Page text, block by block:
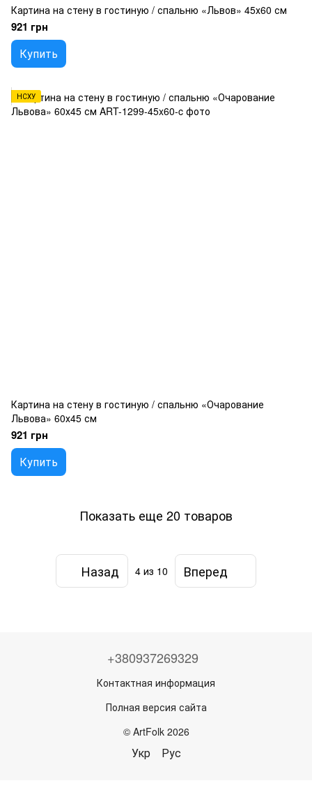
Картина на стену в гостиную / спальню «Львов» 45х60 см
921 грн
Купить
НСХУ
Картина на стену в гостиную / спальню «Очарование
Львова» 60х45 см
921 грн
Купить
Показать еще 20 товаров
Назад 4 из 10 Вперед
+380937269329
Контактная информация
Полная версия сайта
© ArtFolk 2026
Укр Рус